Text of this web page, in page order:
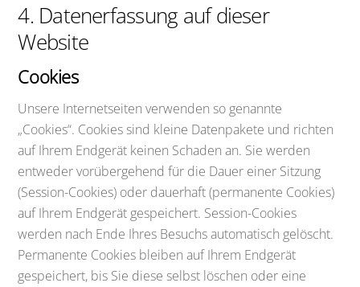
4. Datenerfassung auf dieser
Website
Cookies
Unsere Internetseiten verwenden so genannte
„Cookies“. Cookies sind kleine Datenpakete und richten
auf Ihrem Endgerät keinen Schaden an. Sie werden
entweder vorübergehend für die Dauer einer Sitzung
(Session-Cookies) oder dauerhaft (permanente Cookies)
auf Ihrem Endgerät gespeichert. Session-Cookies
werden nach Ende Ihres Besuchs automatisch gelöscht.
Permanente Cookies bleiben auf Ihrem Endgerät
gespeichert, bis Sie diese selbst löschen oder eine